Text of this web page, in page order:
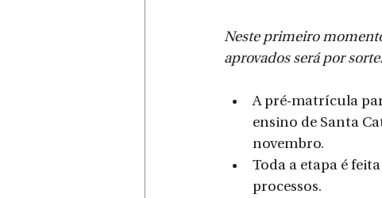
Neste primeiro
aprovados será por
A pré-matrícula
ensino de Santa
novembro.
Toda a etapa é
processos.